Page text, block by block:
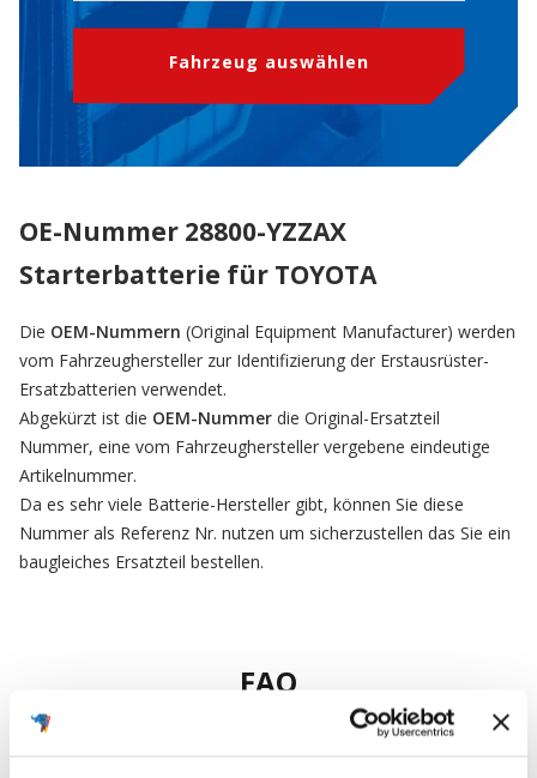
Fahrzeug auswählen
OE-Nummer 28800-YZZAX
Starterbatterie für TOYOTA
Die OEM-Nummern (Original Equipment Manufacturer) werden
vom Fahrzeughersteller zur Identifizierung der Erstausrüster-
Ersatzbatterien verwendet.
Abgekürzt ist die OEM-Nummer die Original-Ersatzteil
Nummer, eine vom Fahrzeughersteller vergebene eindeutige
Artikelnummer.
Da es sehr viele Batterie-Hersteller gibt, können Sie diese
Nummer als Referenz Nr. nutzen um sicherzustellen das Sie ein
baugleiches Ersatzteil bestellen.
FAQ
Häufig gestellte Fragen